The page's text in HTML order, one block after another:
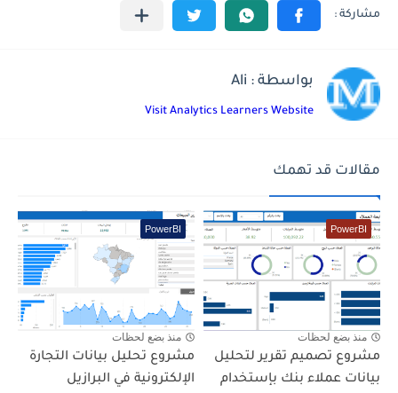
بواسطة : Ali
Visit Analytics Learners Website
مقالات قد تهمك
PowerBI
منذ بضع لحظات
مشروع تصميم تقرير لتحليل
بيانات عملاء بنك بإستخدام
PowerBI
منذ بضع لحظات
مشروع تحليل بيانات التجارة
الإلكترونية في البرازيل